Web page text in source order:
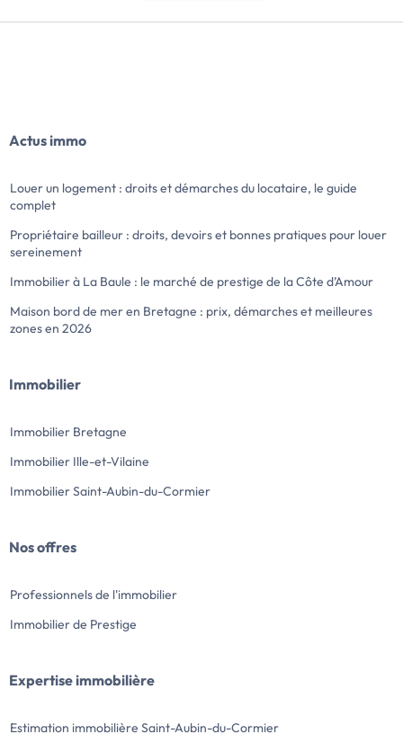
Actus immo
Louer un logement : droits et démarches du locataire, le guide
complet
Propriétaire bailleur : droits, devoirs et bonnes pratiques pour louer
sereinement
Immobilier à La Baule : le marché de prestige de la Côte d’Amour
Maison bord de mer en Bretagne : prix, démarches et meilleures
zones en 2026
Immobilier
Immobilier Bretagne
Immobilier Ille-et-Vilaine
Immobilier Saint-Aubin-du-Cormier
Nos offres
Professionnels de l'immobilier
Immobilier de Prestige
Expertise immobilière
Estimation immobilière Saint-Aubin-du-Cormier